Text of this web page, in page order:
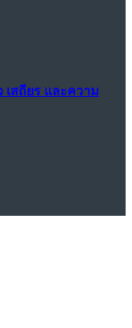
เสถียร และความ